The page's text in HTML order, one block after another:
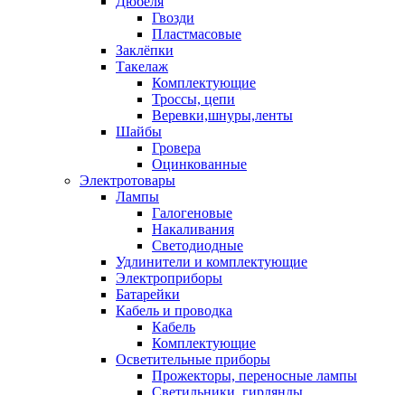
Гвозди
Пластмасовые
Заклёпки
Такелаж
Комплектующие
Троссы, цепи
Веревки,шнуры,ленты
Шайбы
Гровера
Оцинкованные
Электротовары
Лампы
Галогеновые
Накаливания
Светодиодные
Удлинители и комплектующие
Электроприборы
Батарейки
Кабель и проводка
Кабель
Комплектующие
Осветительные приборы
Прожекторы, переносные лампы
Светильники, гирлянды